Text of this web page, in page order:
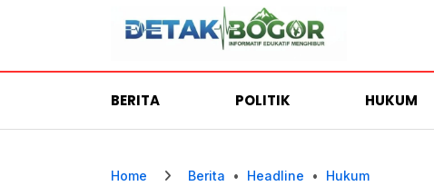
BERITA POLITIK HUKUM
Home Berita • Headline • Hukum